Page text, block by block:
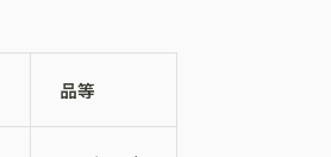
品等